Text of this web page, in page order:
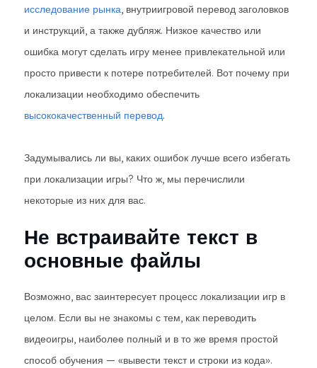
исследование рынка, внутриигровой перевод заголовков
и инструкций, а также дубляж. Низкое качество или
ошибка могут сделать игру менее привлекательной или
просто привести к потере потребителей. Вот почему при
локализации необходимо обеспечить
высококачественный перевод.
Задумывались ли вы, каких ошибок лучше всего избегать
при локализации игры? Что ж, мы перечислили
некоторые из них для вас.
Не встраивайте текст в
основные файлы
Возможно, вас заинтересует процесс локализации игр в
целом. Если вы не знакомы с тем, как переводить
видеоигры, наиболее полный и в то же время простой
способ обучения — «вывести текст и строки из кода».